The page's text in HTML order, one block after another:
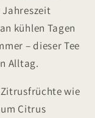
kühlen Tagen
– dieser Tee
Alltag.
wie
Citrus